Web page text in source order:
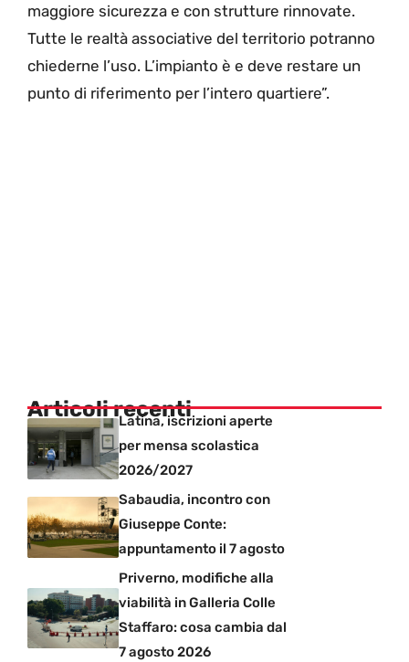
maggiore sicurezza e con strutture rinnovate.
Tutte le realtà associative del territorio potranno
chiederne l’uso. L’impianto è e deve restare un
punto di riferimento per l’intero quartiere”.
Articoli recentiLatina, iscrizioni aperte
per mensa scolastica
2026/2027
Sabaudia, incontro con
Giuseppe Conte:
appuntamento il 7 agosto
Priverno, modifiche alla
viabilità in Galleria Colle
Staffaro: cosa cambia dal
7 agosto 2026